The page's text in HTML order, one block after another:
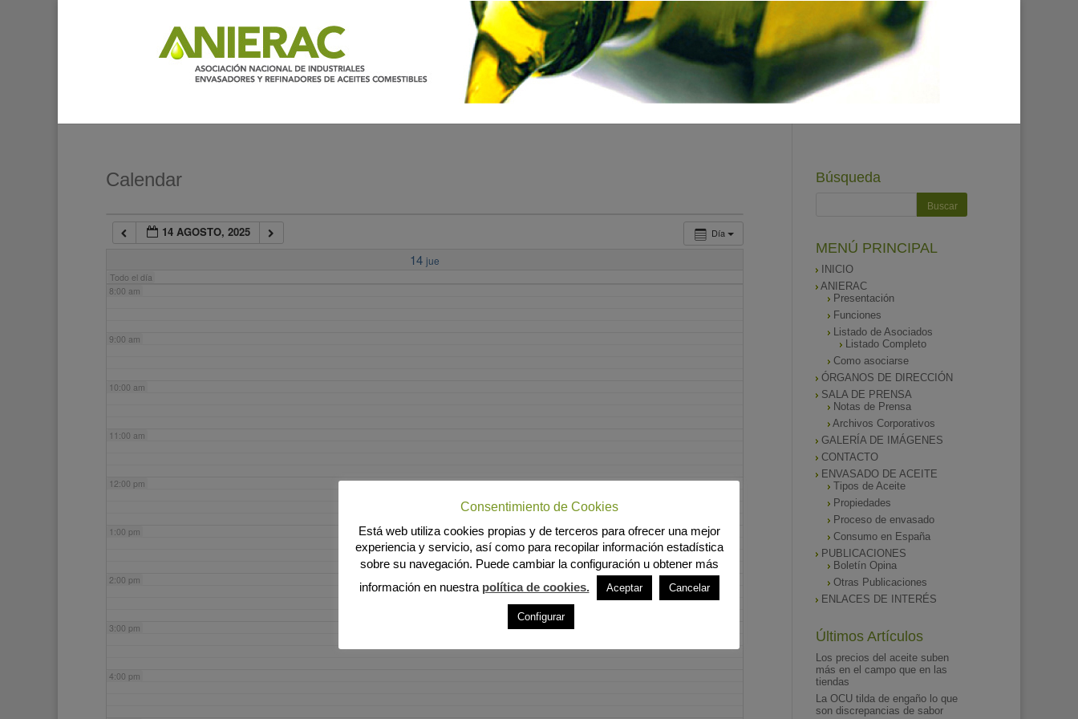
Calendar
Día
14 AGOSTO, 2025
14 jue
Todo el día
7:00 am
8:00 am
9:00 am
10:00 am
11:00 am
12:00 pm
1:00 pm
2:00 pm
3:00 pm
4:00 pm
Búsqueda
MENÚ PRINCIPAL
INICIO
ANIERAC
Presentación
Funciones
Listado de Asociados
Listado Completo
Como asociarse
ÓRGANOS DE DIRECCIÓN
SALA DE PRENSA
Notas de Prensa
Archivos Corporativos
GALERÍA DE IMÁGENES
CONTACTO
ENVASADO DE ACEITE
Tipos de Aceite
Propiedades
Proceso de envasado
Consumo en España
PUBLICACIONES
Boletín Opina
Otras Publicaciones
ENLACES DE INTERÉS
Últimos Artículos
Los precios del aceite suben
más en el campo que en las
tiendas
La OCU tilda de engaño lo que
son discrepancias de sabor
Consentimiento de Cookies
Está web utiliza cookies propias y de terceros para ofrecer una mejor
experiencia y servicio, así como para recopilar información estadística
sobre su navegación. Puede cambiar la configuración u obtener más
información en nuestra política de cookies. Aceptar Cancelar
Configurar